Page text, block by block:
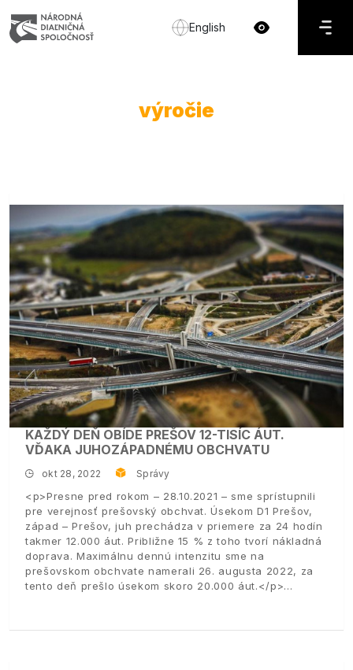
English
výročie
KAŽDÝ DEŇ OBÍDE PREŠOV 12-TISÍC ÁUT.
VĎAKA JUHOZÁPADNÉMU OBCHVATU
okt 28, 2022 Správy
<p>Presne pred rokom – 28.10.2021 – sme sprístupnili
pre verejnosť prešovský obchvat. Úsekom D1 Prešov,
západ – Prešov, juh prechádza v priemere za 24 hodín
takmer 12.000 áut. Približne 15 % z toho tvorí nákladná
doprava. Maximálnu dennú intenzitu sme na
prešovskom obchvate namerali 26. augusta 2022, za
tento deň prešlo úsekom skoro 20.000 áut.</p>